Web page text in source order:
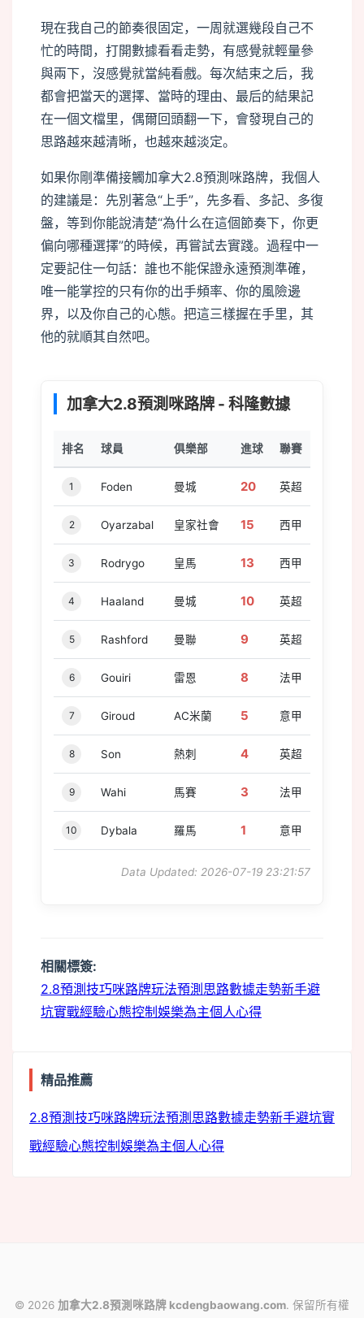
現在我自己的節奏很固定，一周就選幾段自己不
忙的時間，打開數據看看走勢，有感覺就輕量參
與兩下，沒感覺就當純看戲。每次結束之后，我
都會把當天的選擇、當時的理由、最后的結果記
在一個文檔里，偶爾回頭翻一下，會發現自己的
思路越來越清晰，也越來越淡定。
如果你剛準備接觸加拿大2.8預測咪路牌，我個人
的建議是：先別著急“上手”，先多看、多記、多復
盤，等到你能說清楚“為什么在這個節奏下，你更
偏向哪種選擇”的時候，再嘗試去實踐。過程中一
定要記住一句話：誰也不能保證永遠預測準確，
唯一能掌控的只有你的出手頻率、你的風險邊
界，以及你自己的心態。把這三樣握在手里，其
他的就順其自然吧。
加拿大2.8預測咪路牌 - 科隆數據
排名 球員 俱樂部 進球 聯賽
1 Foden 曼城 20 英超
2 Oyarzabal 皇家社會 15 西甲
3 Rodrygo 皇馬 13 西甲
4 Haaland 曼城 10 英超
5 Rashford 曼聯 9 英超
6 Gouiri 雷恩 8 法甲
7 Giroud AC米蘭 5 意甲
8 Son 熱刺 4 英超
9 Wahi 馬賽 3 法甲
10 Dybala 羅馬 1 意甲
Data Updated: 2026-07-19 23:21:57
相關標簽:
2.8預測技巧咪路牌玩法預測思路數據走勢新手避
坑實戰經驗心態控制 娛樂為主個人心得
精品推薦
2.8預測技巧咪路牌玩法預測思路數據走勢新手避坑實
戰經驗心態控制 娛樂為主個人心得
© 2026 加拿大2.8預測咪路牌 kcdengbaowang.com. 保留所有權